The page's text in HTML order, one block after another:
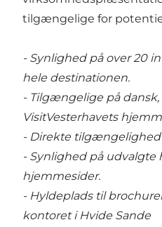
tilgængelige for
- Synlighed på over 20
hele destinationen.
- Tilgængelige på
VisitVesterhavets
- Direkte tilgængelighed i
- Synlighed på udvalgte
hjemmesider.
- Hyldeplads til
kontoret i Hvide Sande